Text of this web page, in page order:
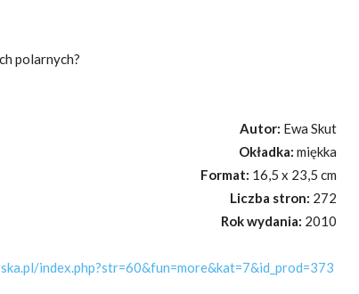
polarnych?
Autor: Ewa Skut
Okładka: miękka
Format: 16,5 x 23,5 cm
Liczba stron: 272
Rok wydania: 2010
index.php?str=60&fun=more&kat=7&id_prod=373